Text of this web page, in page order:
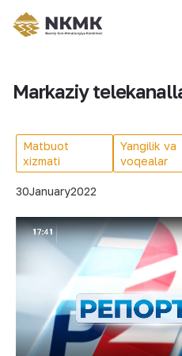
Markaziy
Matbuot
xizmati
Yangilik va
voqealar
30January2022